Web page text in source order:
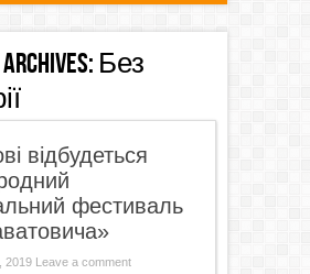
Без
відбудеться
фестиваль
2019 Leave a comment